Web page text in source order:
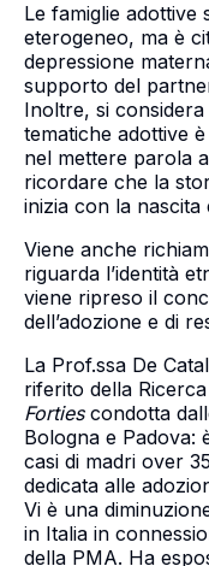
Le famiglie
eterogeneo, ma è
depressione
supporto del
Inoltre, si
tematiche adottive
nel mettere parola
ricordare che la
inizia con la nascita
Viene anche
riguarda l’identità
viene ripreso il
dell’adozione e di
La Prof.ssa De
riferito della Ricerca
Fortiescondotta
Bologna e Padova:
casi di madri over
dedicata alle
Vi è una
in Italia in
della PMA. Ha